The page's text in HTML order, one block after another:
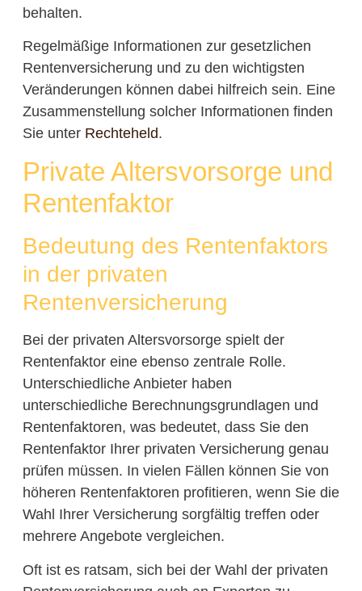
behalten.
Regelmäßige Informationen zur gesetzlichen
Rentenversicherung und zu den wichtigsten
Veränderungen können dabei hilfreich sein. Eine
Zusammenstellung solcher Informationen finden
Sie unter Rechteheld.
Private Altersvorsorge und
Rentenfaktor
Bedeutung des Rentenfaktors
in der privaten
Rentenversicherung
Bei der privaten Altersvorsorge spielt der
Rentenfaktor eine ebenso zentrale Rolle.
Unterschiedliche Anbieter haben
unterschiedliche Berechnungsgrundlagen und
Rentenfaktoren, was bedeutet, dass Sie den
Rentenfaktor Ihrer privaten Versicherung genau
prüfen müssen. In vielen Fällen können Sie von
höheren Rentenfaktoren profitieren, wenn Sie die
Wahl Ihrer Versicherung sorgfältig treffen oder
mehrere Angebote vergleichen.
Oft ist es ratsam, sich bei der Wahl der privaten